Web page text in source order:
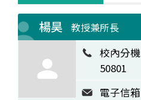
楊昊 教授兼所長
校內分機
50801
電子信箱